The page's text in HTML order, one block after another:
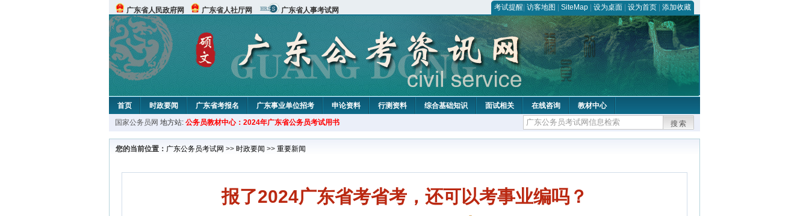
广东省人民政府网 广东省人社厅网 广东省人事考试网 考试提醒 访客地图 SiteMap 设为桌面 设为首页 添加收藏
首页 时政要闻 广东省考报名 广东事业单位招考 申论资料 行测资料 综合基础知识 面试相关 在线咨询
教材中心
国家公务员网 地方站: 公务员教材中心：2024年广东省公务员考试用书 搜索
您的当前位置： 广东公务员考试网 >> 时政要闻 >> 重要新闻
报了2024广东省考省考，还可以考事业编吗？